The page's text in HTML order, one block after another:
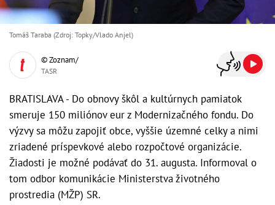
Tomáš Taraba (Zdroj: Topky/Vlado Anjel)
© Zoznam/
TASR
BRATISLAVA - Do obnovy škôl a kultúrnych pamiatok
smeruje 150 miliónov eur z Modernizačného fondu. Do
výzvy sa môžu zapojiť obce, vyššie územné celky a nimi
zriadené príspevkové alebo rozpočtové organizácie.
Žiadosti je možné podávať do 31. augusta. Informoval o
tom odbor komunikácie Ministerstva životného
prostredia (MŽP) SR.